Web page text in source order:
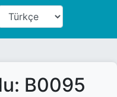
B0095